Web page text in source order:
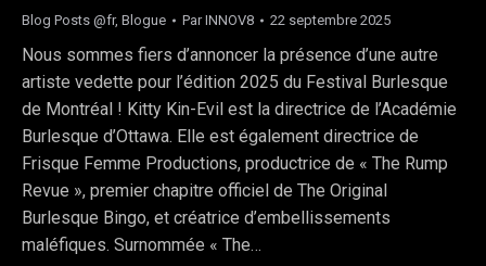
Blog Posts @fr, Blogue ParINNOV8 22 septembre 2025
Nous sommes fiers d’annoncer la présence d’une autre
artiste vedette pour l’édition 2025 du Festival Burlesque
de Montréal ! Kitty Kin-Evil est la directrice de l’Académie
Burlesque d’Ottawa. Elle est également directrice de
Frisque Femme Productions, productrice de « The Rump
Revue », premier chapitre officiel de The Original
Burlesque Bingo, et créatrice d’embellissements
maléfiques. Surnommée « The…